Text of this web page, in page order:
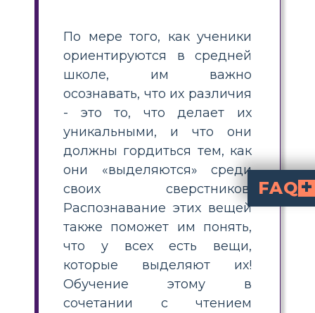
По мере того, как ученики
ориентируются в средней
школе, им важно
осознавать, что их различия
- это то, что делает их
уникальными, и что они
должны гордиться тем, как
они «выделяются» среди
своих сверстников.
Распознавание этих вещей
также поможет им понять,
что у всех есть вещи,
которые выделяют их!
Обучение этому в
сочетании с чтением
FAQ